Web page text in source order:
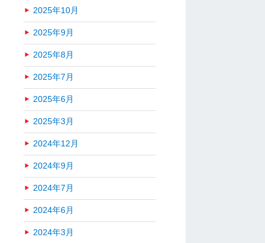
2025年10月
2025年9月
2025年8月
2025年7月
2025年6月
2025年3月
2024年12月
2024年9月
2024年7月
2024年6月
2024年3月